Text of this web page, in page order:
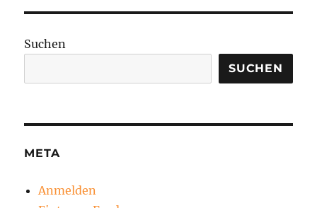
Suchen
SUCHEN
META
Anmelden